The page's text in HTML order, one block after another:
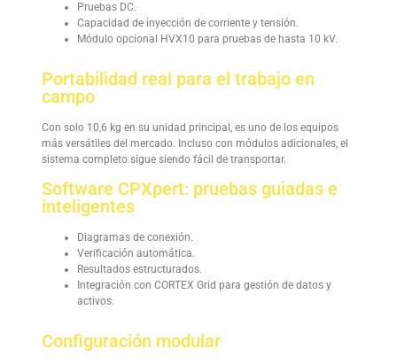
Pruebas DC.
Capacidad de inyección de corriente y tensión.
Módulo opcional HVX10 para pruebas de hasta 10 kV.
Portabilidad real para el trabajo en
campo
Con solo 10,6 kg en su unidad principal, es uno de los equipos
más versátiles del mercado. Incluso con módulos adicionales, el
sistema completo sigue siendo fácil de transportar.
Software CPXpert: pruebas guiadas e
inteligentes
Diagramas de conexión.
Verificación automática.
Resultados estructurados.
Integración con CORTEX Grid para gestión de datos y
activos.
Configuración modular